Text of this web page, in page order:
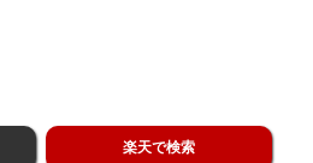
楽天で検索